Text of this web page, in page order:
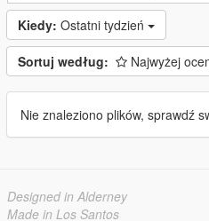
Kiedy: Ostatni tydzień
Sortuj według: Najwyżej
Nie znaleziono plików, sprawdź
Designed in Alderney
Made in Los Santos